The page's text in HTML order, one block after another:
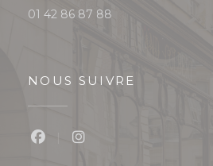
01 42 86 87 88
NOUS SUIVRE